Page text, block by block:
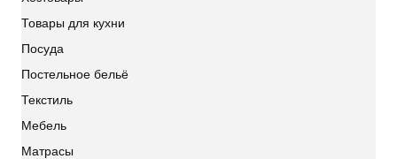
Товары для кухни
Посуда
Постельное бельё
Текстиль
Мебель
Матрасы